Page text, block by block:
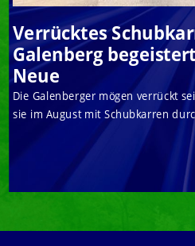
Verrücktes
Galenberg
Neue
Die Galenberger mögen verrückt
sie im August mit Schubkarren